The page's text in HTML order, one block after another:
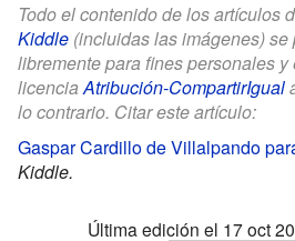
Todo el contenido de los artículos
Kiddle (incluidas las imágenes)
libremente para fines personales
licenciaAtribución-CompartirIgual
lo contrario. Citar este artículo:
Gaspar Cardillo de Villalpando
Kiddle.
Última edición el 17 oct